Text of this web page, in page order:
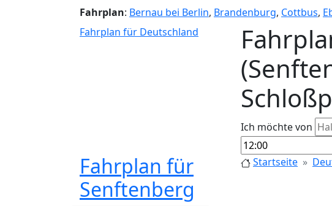
Fahrplan: Bernau bei Berlin, Brandenburg, Cottbus,
Fahrplan für Deutschland
Ich möchte von
Fahrplan für
Senftenberg
Startseite